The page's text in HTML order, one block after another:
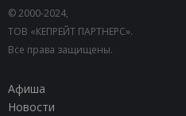
© 2000-2024,
ТОВ «КЕПРЕЙТ ПАРТНЕРС».
Все права защищены.
Афиша
Новости